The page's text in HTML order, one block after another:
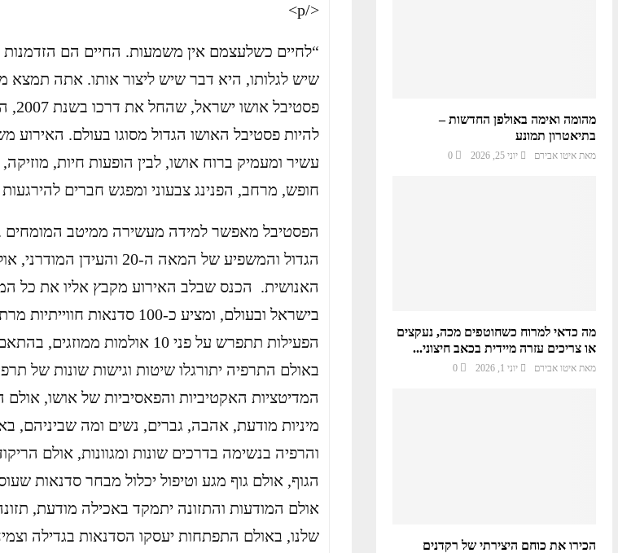
</p>
“לחיים כשלעצמם אין משמעות. החיים הם
שיש לגלותו, היא דבר שיש ליצור אותו. אתה
להיות פסטיבל האושו הגדול מסוגו בעולם. האירוע
עשיר ומעמיק ברוח אושו, לבין הופעות חיות,
חופש, מרחב, הפנינג צבעוני ומפגש חברים
הפסטיבל מאפשר למידה מעשירה ממיטב המומחים
הגדול והמשפיע של המאה ה-
האנושית. הכנס שבלב האירוע מקבץ אליו את כל
בישראל ובעולם, ומציע כ-100
הפעילות תתפרש על פני 10
באולם התרפיה יתורגלו שיטות וגישות שונות של
המדיטציות האקטיביות והפאסיביות של אושו,
מיניות מודעת, אהבה, גברים, נשים ומה שביניהם,
והרפיה בנשימה בדרכים שונות ומגוונות, אולם
הגוף, אולם גוף מגע וטיפול יכלול מבחר סדנאות
אולם המודעות והתזונה יתמקד באכילה מודעת,
שלנו, באולם התפתחות יעסקו הסדנאות בגדילה
מהומה ואימה באולפן החדשות –
בתיאטרון תמונע
מאת איטו אבירם יוני 25, 2026 0
מה כדאי למרוח כשחוטפים מכה, נעקצים
או צריכים עזרה מיידית בכאב חיצוני...
מאת איטו אבירם יוני 1, 2026 0
הכירו את כוחם היצירתי של רקדנים